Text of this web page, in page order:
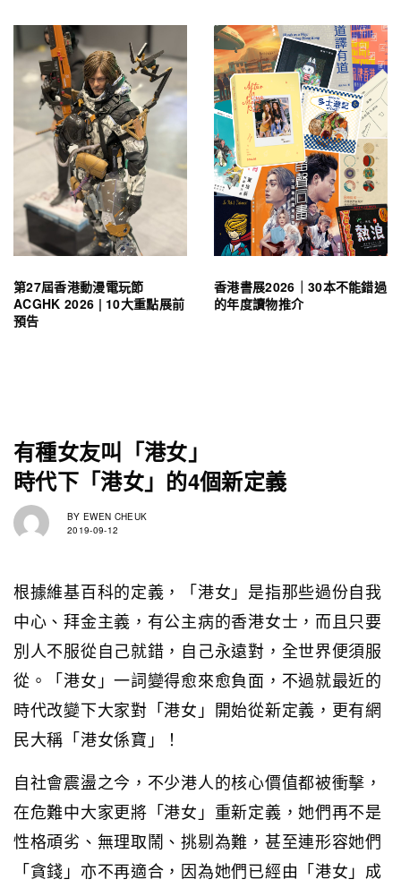
第27屆香港動漫電玩節
ACGHK 2026 | 10大重點展前
預告
香港書展2026｜30本不能錯過
的年度讀物推介
有種女友叫「港女」
時代下「港女」的4個新定義
BY EWEN CHEUK
2019-09-12
根據維基百科的定義，「港女」是指那些過份自我
中心、拜金主義，有公主病的香港女士，而且只要
別人不服從自己就錯，自己永遠對，全世界便須服
從。「港女」一詞變得愈來愈負面，不過就最近的
時代改變下大家對「港女」開始從新定義，更有網
民大稱「港女係寶」！
自社會震盪之今，不少港人的核心價值都被衝擊，
在危難中大家更將「港女」重新定義，她們再不是
性格頑劣、無理取鬧、挑剔為難，甚至連形容她們
「貪錢」亦不再適合，因為她們已經由「港女」成